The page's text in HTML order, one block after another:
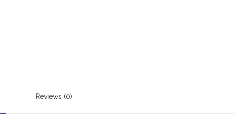
Reviews (0)